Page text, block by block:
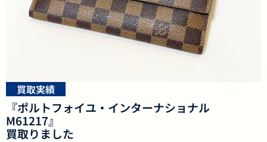
買取実績
『ポルトフォイユ・インターナショナル
M61217』
買取りました